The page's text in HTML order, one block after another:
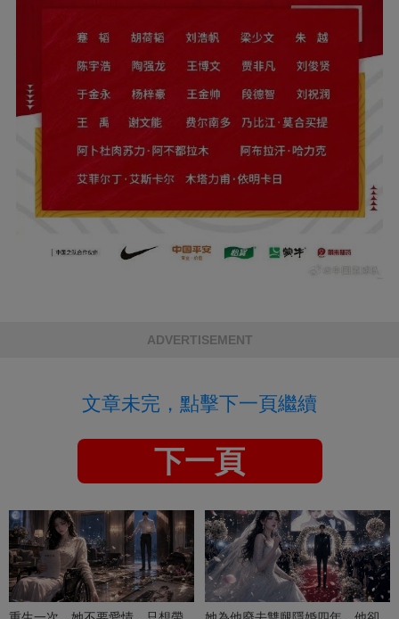
ADVERTISEMENT
文章未完，點擊下一頁繼續
下一頁